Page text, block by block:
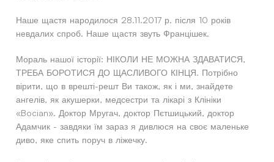
Наше щастя народилося 28.11.2017 р. після 10 років
невдалих спроб. Наше щастя звуть Францішек.
Мораль нашої історії: НІКОЛИ НЕ МОЖНА ЗДАВАТИСЯ,
ТРЕБА БОРОТИСЯ ДО ЩАСЛИВОГО КІНЦЯ. Потрібно
вірити, що в врешті-решт Ви також, як і ми, знайдете
ангелів, як акушерки, медсестри та лікарі з Клініки
«Bocian». Доктор Мругач, доктор Пєтшицький, доктор
Адамчик - завдяки їм зараз я дивлюся на своє маленьке
диво, яке спить поруч в ліжечку.